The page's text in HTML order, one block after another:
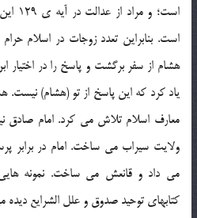
است. بنابراین تعدد زوجات در اسلام
هشام از سفر برگشت و پاسخ را در اختیار
یاد کرد که این پاسخ از تو (هشام)
معارف اسلام تلاش می کرد. امام صادق
ولایت سیراب می ساخت. امام در برابر
می داد و قانعش می ساخت. نمونه
کتابهای توحید صدوق و علل الشرایع دیده